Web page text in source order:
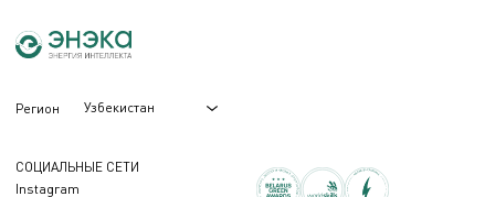
Регион Узбекистан
СОЦИАЛЬНЫЕ СЕТИ
Instagram